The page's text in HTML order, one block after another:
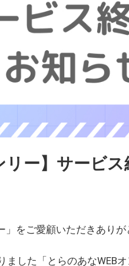
リー】サービ
をご愛顧いただきありが
ました「とらのあなWEB